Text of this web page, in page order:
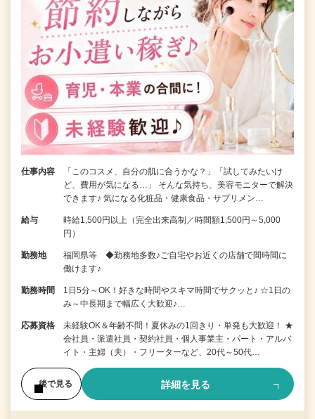
仕事内容
「このコスメ、自分の肌に合うかな？」「試してみたいけ
ど、費用が気になる…」 そんな気持ち、美容モニターで解決
できます♪ 気になる化粧品・健康食品・サプリメン…
給与
時給1,500円以上（完全出来高制／時間額1,500円～5,000
円）
勤務地
福岡県等 ◆勤務地多数♪ご自宅やお近くの店舗で間時間に
働けます♪
勤務時間
1日5分～OK！好きな時間やスキマ時間でサクッと♪ ☆1日の
み～中長期まで幅広く大歓迎♪…
応募資格
未経験OK＆年齢不問！夏休みの1回きり・単発も大歓迎！ ★
会社員・派遣社員・契約社員・個人事業主・パート・アルバ
イト・主婦（夫）・フリーターなど、20代～50代…
後で見る 詳細を見る